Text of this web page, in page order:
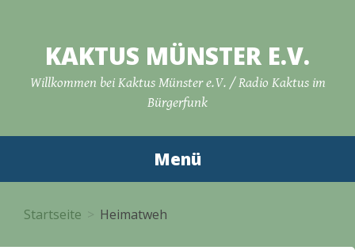
springenKAKTUS MÜNSTER E.V.
Willkommen bei Kaktus Münster e.V. / Radio Kaktus im
Bürgerfunk
Menü
Startseite Heimatweh